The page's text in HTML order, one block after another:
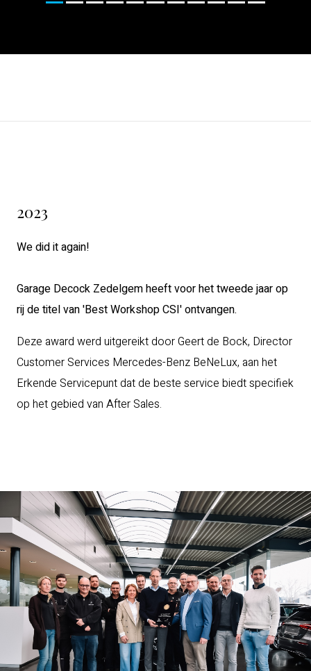
2023
We did it again!
Garage Decock Zedelgem heeft voor het tweede jaar op
rij de titel van 'Best Workshop CSI' ontvangen.
Deze award werd uitgereikt door Geert de Bock, Director
Customer Services Mercedes-Benz BeNeLux, aan het
Erkende Servicepunt dat de beste service biedt specifiek
op het gebied van After Sales.